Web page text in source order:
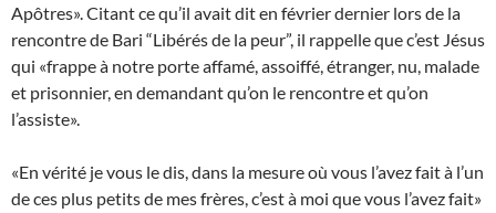
Apôtres». Citant ce qu’il avait dit en février dernier lors de la
rencontre de Bari “Libérés de la peur”, il rappelle que c’est Jésus
qui «frappe à notre porte affamé, assoiffé, étranger, nu, malade
et prisonnier, en demandant qu’on le rencontre et qu’on
l’assiste».
«En vérité je vous le dis, dans la mesure où vous l’avez fait à l’un
de ces plus petits de mes frères, c’est à moi que vous l’avez fait»